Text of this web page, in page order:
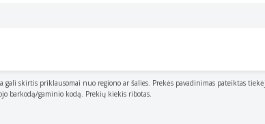
skirtis priklausomai nuo regiono ar šalies. Prekės pavadinimas pateiktas
barkodą/gaminio kodą. Prekių kiekis ribotas.